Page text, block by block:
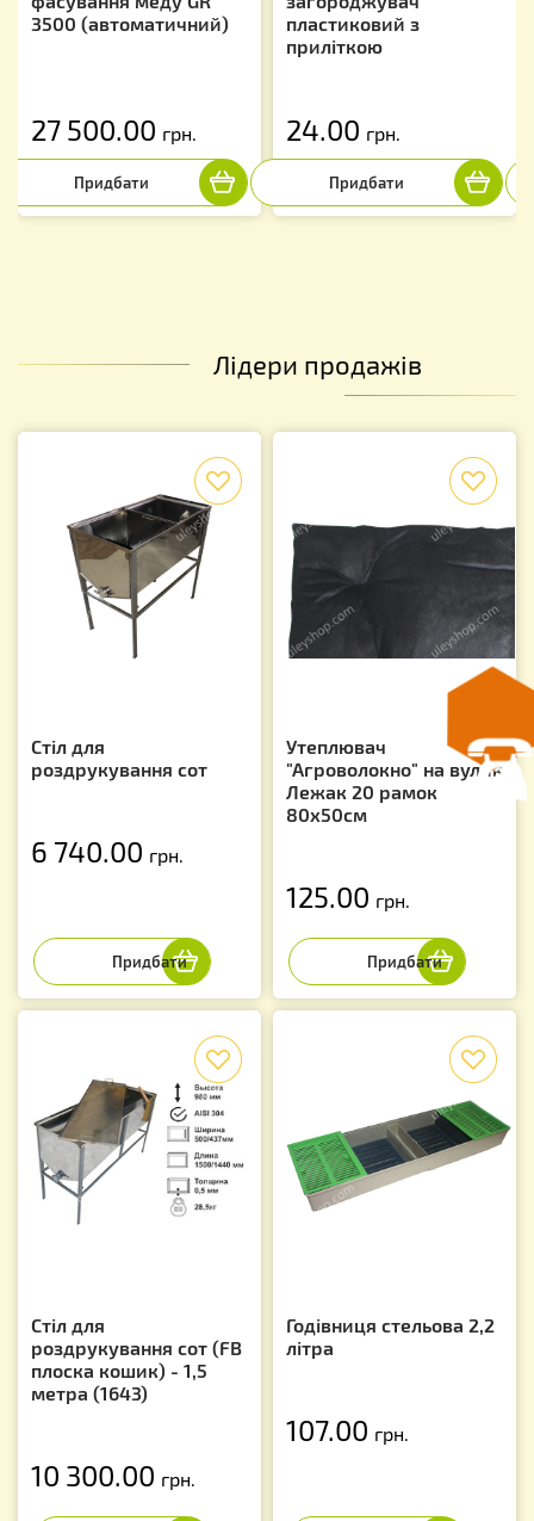
3500 (автоматичний)
27 500.00 грн.
пластиковий з
приліткою
24.00 грн.
Лідери продажів
Стіл для
роздрукування сот
6 740.00 грн.
Утеплювач
"Агроволокно" на вулик
Лежак 20 рамок
80х50см
125.00 грн.
Стіл для
роздрукування сот (FB
плоска кошик) - 1,5
метра (1643)
10 300.00 грн.
Годівниця стельова 2,2
літра
107.00 грн.